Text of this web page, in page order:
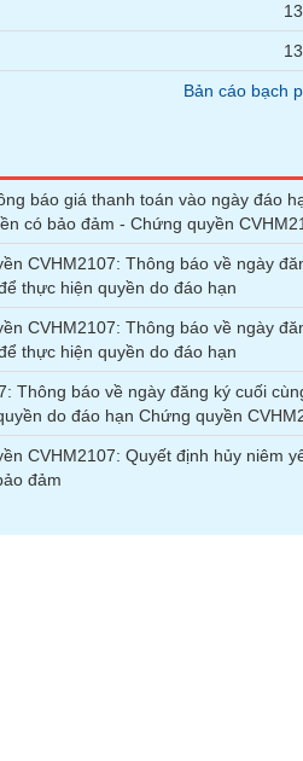
Bản cáo bạch
báo giá thanh toán vào ngày đáo
có bảo đảm - Chứng quyền
CVHM2107: Thông báo về ngày
thực hiện quyền do đáo hạn
CVHM2107: Thông báo về ngày
thực hiện quyền do đáo hạn
Thông báo về ngày đăng ký cuối
do đáo hạn Chứng quyền
CVHM2107: Quyết định hủy niêm
đảm